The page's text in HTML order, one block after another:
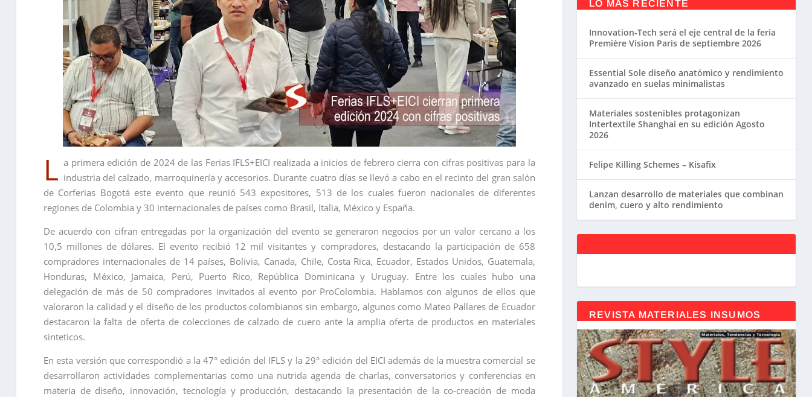
L a primera edición de 2024 de las Ferias IFLS+EICI realizada a inicios de febrero cierra con cifras positivas para la
industria del calzado, marroquinería y accesorios. Durante cuatro días se llevó a cabo en el recinto del gran salón
de Corferias Bogotá este evento que reunió 543 expositores, 513 de los cuales fueron nacionales de diferentes
regiones de Colombia y 30 internacionales de países como Brasil, Italia, México y España.
De acuerdo con cifran entregadas por la organización del evento se generaron negocios por un valor cercano a los
10,5 millones de dólares. El evento recibió 12 mil visitantes y compradores, destacando la participación de 658
compradores internacionales de 14 países, Bolivia, Canada, Chile, Costa Rica, Ecuador, Estados Unidos, Guatemala,
Honduras, México, Jamaica, Perú, Puerto Rico, República Dominicana y Uruguay. Entre los cuales hubo una
delegación de más de 50 compradores invitados al evento por ProColombia. Hablamos con algunos de ellos que
valoraron la calidad y el diseño de los productos colombianos sin embargo, algunos como Mateo Pallares de Ecuador
destacaron la falta de oferta de colecciones de calzado de cuero ante la amplia oferta de productos en materiales
sinteticos.
En esta versión que correspondió a la 47° edición del IFLS y la 29° edición del EICI además de la muestra comercial se
desarrollaron actividades complementarias como una nutrida agenda de charlas, conversatorios y conferencias en
materia de diseño, innovación, tecnología y producción, destacando la presentación de la co-creación de moda
LO MÁS RECIENTE
Innovation-Tech será el eje central de la feria
Première Vision Paris de septiembre 2026
Essential Sole diseño anatómico y rendimiento
avanzado en suelas minimalistas
Materiales sostenibles protagonizan
Intertextile Shanghai en su edición Agosto
2026
Felipe Killing Schemes – Kisafix
Lanzan desarrollo de materiales que combinan
denim, cuero y alto rendimiento
REVISTA MATERIALES INSUMOS